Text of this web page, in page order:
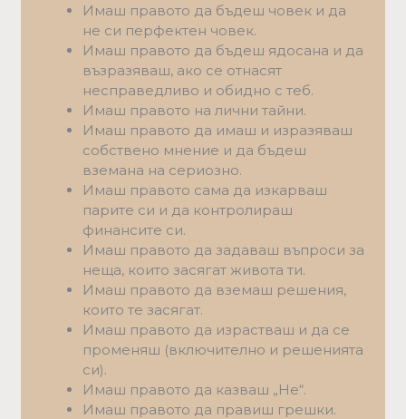
Имаш правото да бъдеш човек и да
не си перфектен човек.
Имаш правото да бъдеш ядосанa и да
възразяваш, ако се отнасят
несправедливо и обидно с теб.
Имаш правото на лични тайни.
Имаш правото да имаш и изразяваш
собствено мнение и да бъдеш
вземанa на сериозно.
Имаш правото сама да изкарваш
парите си и да контролираш
финансите си.
Имаш правото да задаваш въпроси за
неща, които засягат живота ти.
Имаш правото да вземаш решения,
които те засягат.
Имаш правото да израстваш и да се
променяш (включително и решенията
си).
Имаш правото да казваш „Не“.
Имаш правото да правиш грешки.